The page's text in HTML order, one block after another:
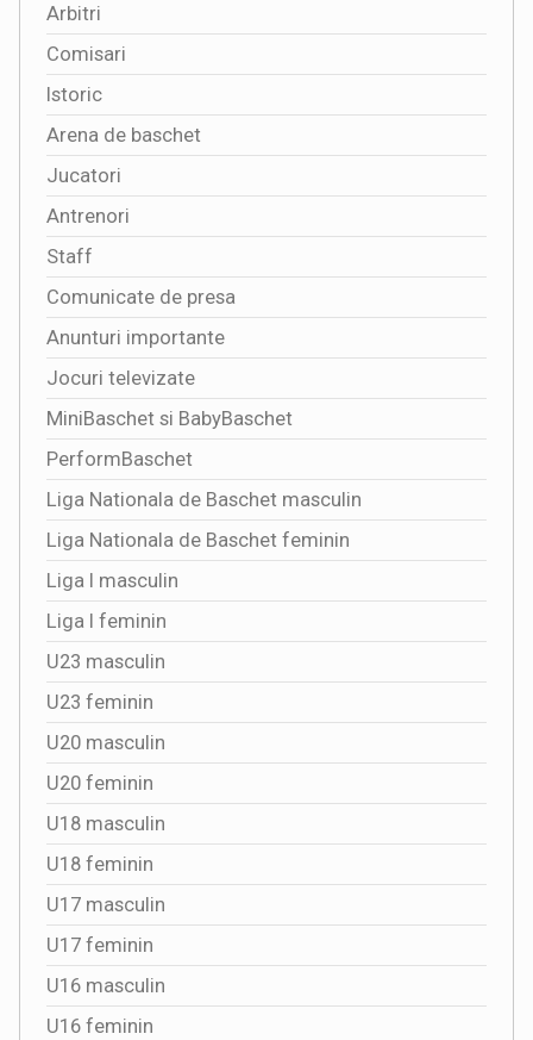
Arbitri
Comisari
Istoric
Arena de baschet
Jucatori
Antrenori
Staff
Comunicate de presa
Anunturi importante
Jocuri televizate
MiniBaschet si BabyBaschet
PerformBaschet
Liga Nationala de Baschet masculin
Liga Nationala de Baschet feminin
Liga I masculin
Liga I feminin
U23 masculin
U23 feminin
U20 masculin
U20 feminin
U18 masculin
U18 feminin
U17 masculin
U17 feminin
U16 masculin
U16 feminin